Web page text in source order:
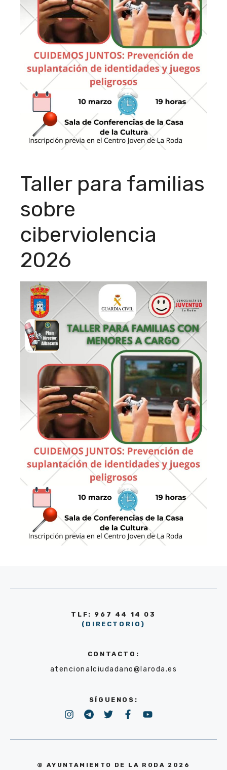
Taller para familias
sobre
ciberviolencia
2026
TLF: 967 44 14 03
(DIRECTORIO)
CONTACTO:
atencionalciudadano@laroda.es
SÍGUENOS:
© AYUNTAMIENTO DE LA RODA 2026